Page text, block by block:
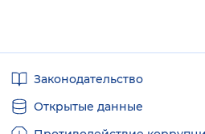
ссылкиЗаконодательство
Открытые данные